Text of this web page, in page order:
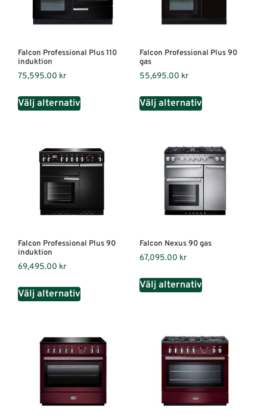
Falcon Professional Plus 110
induktion
75,595.00 kr
Välj alternativ
Falcon Professional Plus 90
gas
55,695.00 kr
Välj alternativ
Falcon Professional Plus 90
induktion
69,495.00 kr
Välj alternativ
Falcon Nexus 90 gas
67,095.00 kr
Välj alternativ